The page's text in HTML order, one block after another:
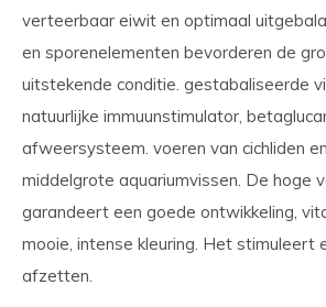
verteerbaar eiwit en optimaal
en sporenelementen bevorderen de
uitstekende conditie. gestabaliseerde
natuurlijke immuunstimulator,
afweersysteem. voeren van cichliden
middelgrote aquariumvissen. De hoge
garandeert een goede ontwikkeling,
mooie, intense kleuring. Het stimuleert
afzetten.